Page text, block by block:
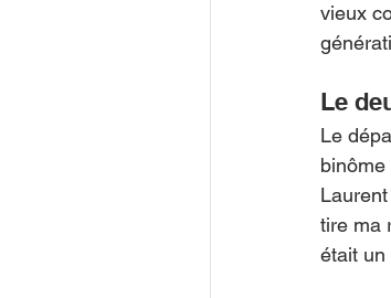
vieux
Le
Le
binôme
tire ma
était un